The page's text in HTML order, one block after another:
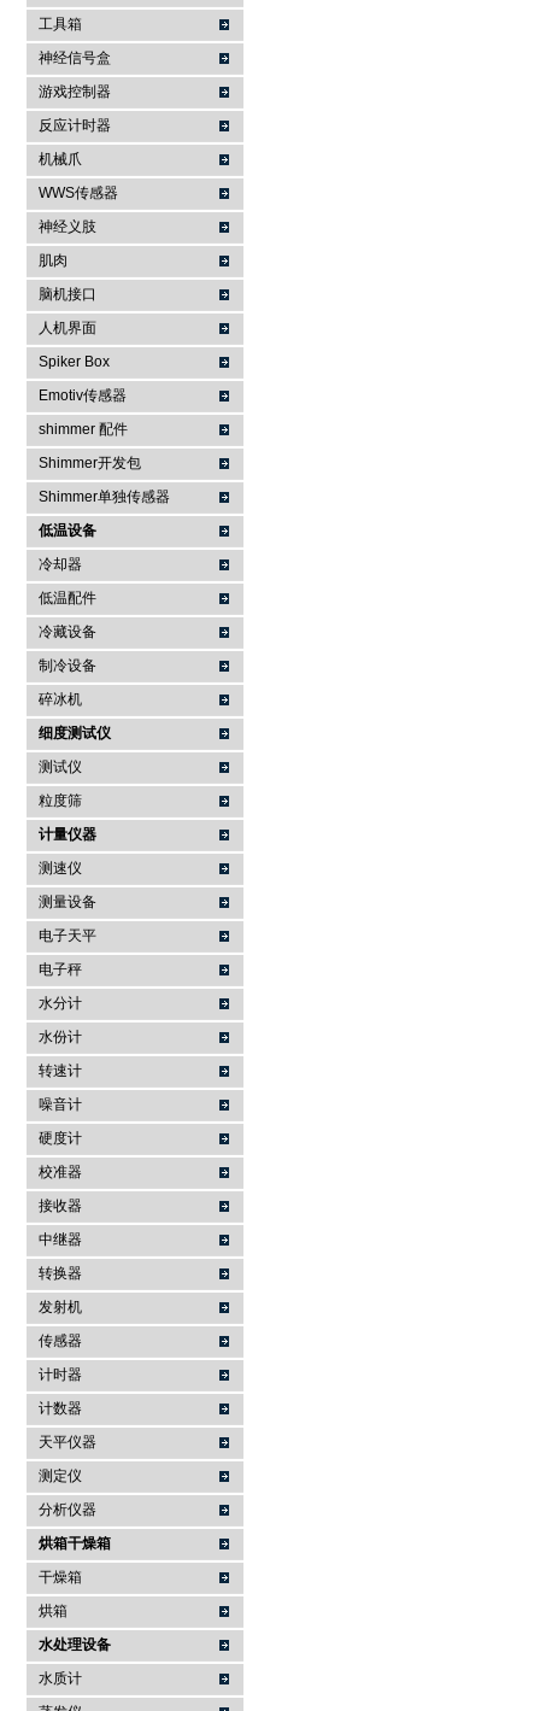
工具箱
神经信号盒
游戏控制器
反应计时器
机械爪
WWS传感器
神经义肢
肌肉
脑机接口
人机界面
Spiker Box
Emotiv传感器
shimmer 配件
Shimmer开发包
Shimmer单独传感器
低温设备
冷却器
低温配件
冷藏设备
制冷设备
碎冰机
细度测试仪
测试仪
粒度筛
计量仪器
测速仪
测量设备
电子天平
电子秤
水分计
水份计
转速计
噪音计
硬度计
校准器
接收器
中继器
转换器
发射机
传感器
计时器
计数器
天平仪器
测定仪
分析仪器
烘箱干燥箱
干燥箱
烘箱
水处理设备
水质计